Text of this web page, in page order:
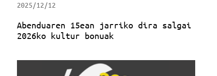
2025/12/12
Abenduaren 15ean jarriko dira salgai
2026ko kultur bonuak